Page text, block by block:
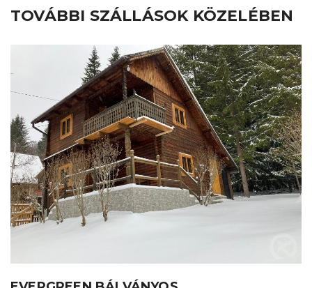
TOVÁBBI SZÁLLÁSOK KÖZELÉBEN